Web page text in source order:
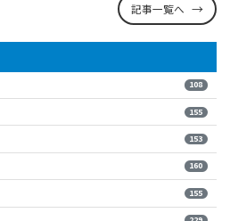
記事一覧へ
108
155
153
160
155